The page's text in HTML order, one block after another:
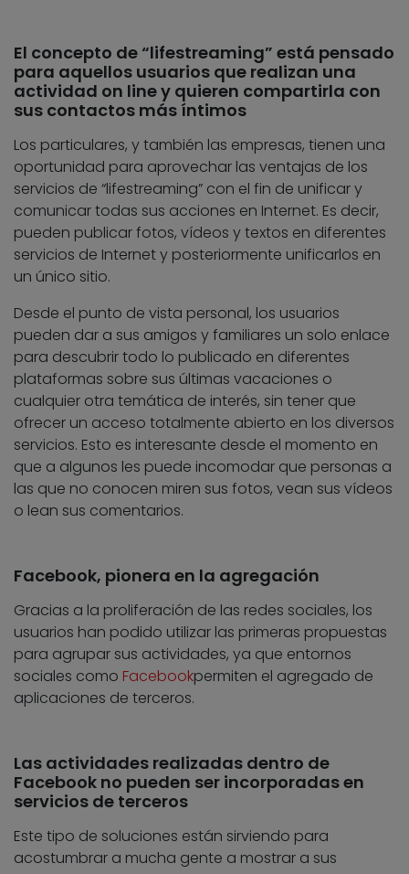
El concepto de “lifestreaming” está pensado
para aquellos usuarios que realizan una
actividad on line y quieren compartirla con
sus contactos más íntimos
Los particulares, y también las empresas, tienen una
oportunidad para aprovechar las ventajas de los
servicios de “lifestreaming” con el fin de unificar y
comunicar todas sus acciones en Internet. Es decir,
pueden publicar fotos, vídeos y textos en diferentes
servicios de Internet y posteriormente unificarlos en
un único sitio.
Desde el punto de vista personal, los usuarios
pueden dar a sus amigos y familiares un solo enlace
para descubrir todo lo publicado en diferentes
plataformas sobre sus últimas vacaciones o
cualquier otra temática de interés, sin tener que
ofrecer un acceso totalmente abierto en los diversos
servicios. Esto es interesante desde el momento en
que a algunos les puede incomodar que personas a
las que no conocen miren sus fotos, vean sus vídeos
o lean sus comentarios.
Facebook, pionera en la agregación
Gracias a la proliferación de las redes sociales, los
usuarios han podido utilizar las primeras propuestas
para agrupar sus actividades, ya que entornos
sociales como Facebookpermiten el agregado de
aplicaciones de terceros.
Las actividades realizadas dentro de
Facebook no pueden ser incorporadas en
servicios de terceros
Este tipo de soluciones están sirviendo para
acostumbrar a mucha gente a mostrar a sus